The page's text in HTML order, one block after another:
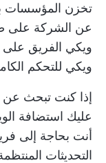
تخزن المؤسسات
عن الشركة على
ويكي الفريق
ويكي للتحكم
إذا كنت تبحث عن
عليك استضافة
أنت بحاجة إلى
التحديثات